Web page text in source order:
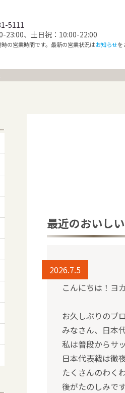
5111
23:00、土日祝：10:00-22:00
の営業時間です。最新の営業状況はお知らせを
最近のおいし
2026.7.5
こんにちは！ヨ
お久しぶりのブ
みなさん、日本
私は普段からサ
日本代表戦は徹
たくさんのわく
後がたのしみで